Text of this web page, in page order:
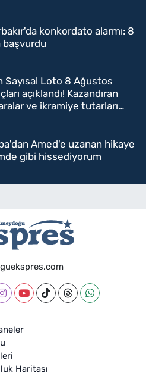
konkordato alarmı: 8
başvurdu
Sayısal Loto 8 Ağustos
açıklandı! Kazandıran
ve ikramiye tutarları
Amed'e uzanan hikaye
gibi hissediyorum
Haritası